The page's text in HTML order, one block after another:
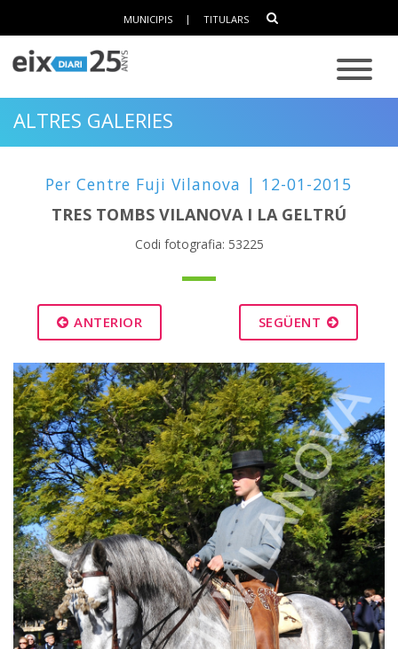
MUNICIPIS | TITULARS
ALTRES GALERIES
Per Centre Fuji Vilanova | 12-01-2015
TRES TOMBS VILANOVA I LA GELTRÚ
Codi fotografia: 53225
ANTERIOR SEGÜENT